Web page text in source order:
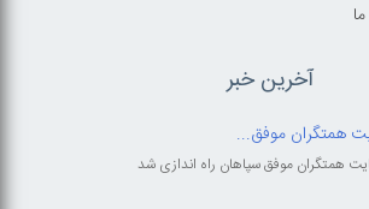
آخرین خبر
همتگران موفق...
همتگران موفق سپاهان راه اندازی شد